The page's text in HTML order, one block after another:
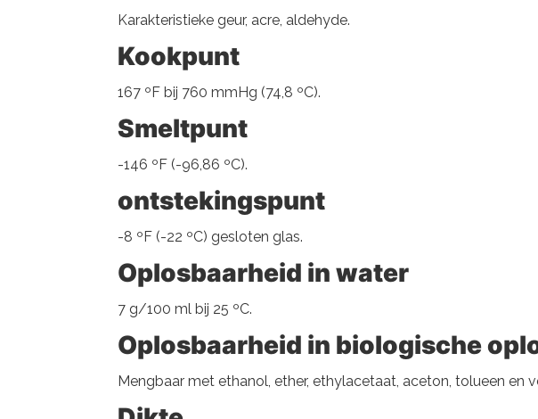
Karakteristieke geur, acre, aldehyde.
Kookpunt
167 ºF bij 760 mmHg (74,8 ºC).
Smeltpunt
-146 ºF (-96,86 ºC).
ontstekingspunt
-8 ºF (-22 ºC) gesloten glas.
Oplosbaarheid in water
7 g/100 ml bij 25 ºC.
Oplosbaarheid in biologische
Mengbaar met ethanol, ether, ethylacetaat, aceton, tolueen en